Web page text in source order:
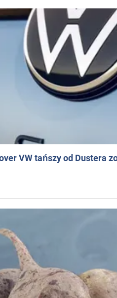
VW tańszy od Dustera